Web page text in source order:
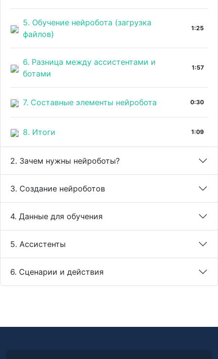
5. Обучение нейробота (загрузка
файлов)
1:25
6. Разница между ассистентами и
ботами
1:57
7. Составные элементы нейробота 0:30
8. Итоги 1:09
2. Зачем нужны нейроботы?
3. Создание нейроботов
4. Данные для обучения
5. Ассистенты
6. Сценарии и действия